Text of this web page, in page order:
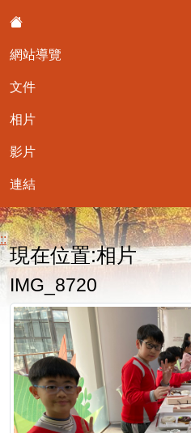
網站導覽
文件
相片
影片
連結
現在位置:相片
IMG_8720